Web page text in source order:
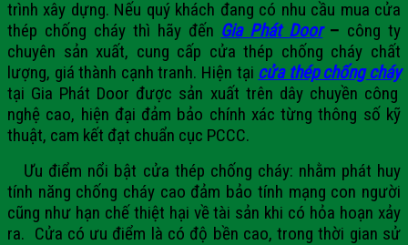
trình xây dựng. Nếu quý khách đang có nhu cầu mua cửa
thép chống cháy thì hãy đến Gia Phát Door– công ty
chuyên sản xuất, cung cấp cửa thép chống cháy chất
lượng, giá thành cạnh tranh. Hiện tại cửa thép chống cháy
tại Gia Phát Door được sản xuất trên dây chuyền công
nghệ cao, hiện đại đảm bảo chính xác từng thông số kỹ
thuật, cam kết đạt chuẩn cục PCCC.
Ưu điểm nổi bật cửa thép chống cháy: nhằm phát huy
tính năng chống cháy cao đảm bảo tính mạng con người
cũng như hạn chế thiệt hại về tài sản khi có hỏa hoạn xảy
ra. Cửa có ưu điểm là có độ bền cao, trong thời gian sử